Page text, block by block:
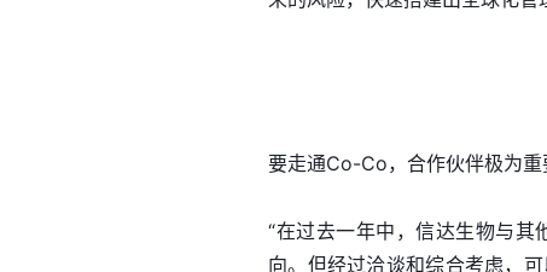
要走通Co-Co，合作伙伴极为重
“在过去一年中，信达生物与
向。但经过洽谈和综合考虑，